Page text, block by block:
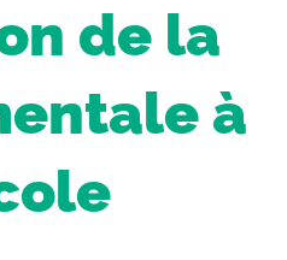
de la
à